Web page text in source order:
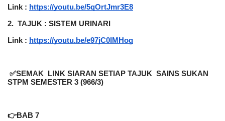
Link : https://youtu.be/5qOrtJmr3E8
2. TAJUK : SISTEM URINARI
Link : https://youtu.be/e97jC0IMHog
✅SEMAK  LINK SIARAN SETIAP TAJUK  SAINS SUKAN
STPM SEMESTER 3 (966/3)
👉BAB 7